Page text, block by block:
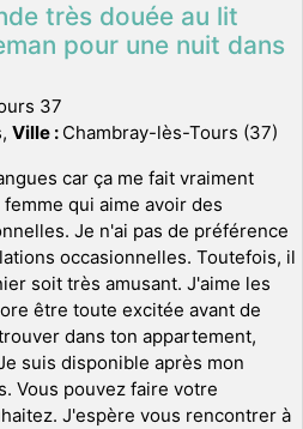
très douée au lit
pour une nuit dans
37
Ville : Chambray-lès-Tours (37)
car ça me fait vraiment
qui aime avoir des
Je n'ai pas de préférence
occasionnelles. Toutefois, il
soit très amusant. J'aime les
être toute excitée avant de
dans ton appartement,
suis disponible après mon
Vous pouvez faire votre
J'espère vous rencontrer à